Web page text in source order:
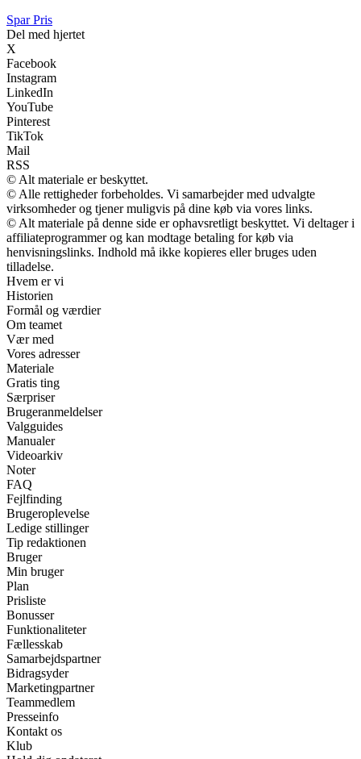
Spar Pris
Del med hjertet
X
Facebook
Instagram
LinkedIn
YouTube
Pinterest
TikTok
Mail
RSS
© Alt materiale er beskyttet.
© Alle rettigheder forbeholdes. Vi samarbejder med udvalgte
virksomheder og tjener muligvis på dine køb via vores links.
© Alt materiale på denne side er ophavsretligt beskyttet. Vi deltager i
affiliateprogrammer og kan modtage betaling for køb via
henvisningslinks. Indhold må ikke kopieres eller bruges uden
tilladelse.
Hvem er vi
Historien
Formål og værdier
Om teamet
Vær med
Vores adresser
Materiale
Gratis ting
Særpriser
Brugeranmeldelser
Valgguides
Manualer
Videoarkiv
Noter
FAQ
Fejlfinding
Brugeroplevelse
Ledige stillinger
Tip redaktionen
Bruger
Min bruger
Plan
Prisliste
Bonusser
Funktionaliteter
Fællesskab
Samarbejdspartner
Bidragsyder
Marketingpartner
Teammedlem
Presseinfo
Kontakt os
Klub